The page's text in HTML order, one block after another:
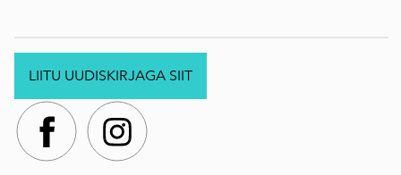
LIITU UUDISKIRJAGA SIIT